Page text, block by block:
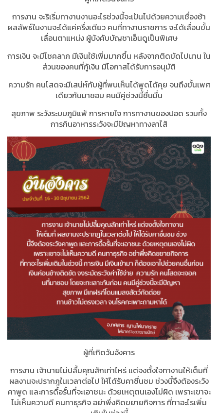
การงาน จะริเริ่มทางานงานอะไรช่วงนี้จะเป้นไปด้วยความเชื่องช้า
ผลลัพธ์ในงานจะได้แค่ครึ่งเดียว คนที่ทางานราชการ จะได้เลื่อนขั้น
เลื่อนตาแหน่ง ผู้บังคับบัญชาเอ็นดูเป็นพิเศษ
การเงิน จะมีโชคลาภ มีเงินใช้เพิ่มมากขึ้น หลังจากติดขัดไปนาน ใน
ส่วนของคนที่กู้เงิน มีโอกาสได้รับการอนุมัติ
ความรัก คนโสดจะมีเสน่ห์กับผู้ที่พบเห็นได้พูดได้คุย จนถึงขั้นเพศ
เดียวกันมาชอบ คนมีคู่ช่วงนี้ชื่นมื่น
สุขภาพ ระวังระบบภูมิแพ้ การหายใจ การทางานของปอด รวมทั้ง
การกินอาหารระวังจะมีปัญหาทางลาไส้
ผู้ที่เกิดวันอังคาร
การงาน เจ้านายไม่ปลื้มคุณสักเท่าไหร่ แต่จงตั้งใจทางานให้เต็มที่
ผลงานจะปรากฎในเวลาต่อไป ให้ได้รับคาชื่นชม ช่วงนี้จึงต้องระวัง
คาพูด และการดื้อรั้นที่จะเอาชนะ ด้วยเหตุตนเองไม่ผิด เพราะเขาจะ
ไม่เห็นความดี คนทาธุรกิจ อย่าพึ่งคิดขยายกิจการ ที่ทาอะไรเพิ่ม